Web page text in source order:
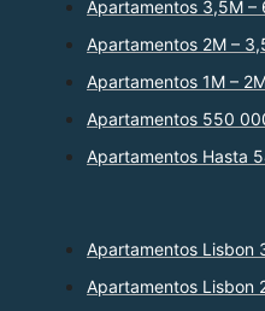
Apartamentos 3,5M –
Apartamentos 2M –
Apartamentos 1M –
Apartamentos 550
Apartamentos Hasta
Apartamentos Lisbon
Apartamentos Lisbon